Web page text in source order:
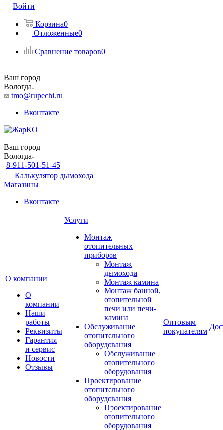
Войти
Корзина0
Отложенные0
Сравнение товаров0
Ваш город
Вологда
tmo@rupechi.ru
Вконтакте
Ваш город
Вологда
8-911-501-51-45
Калькулятор дымохода
Магазины
Вконтакте
О компании
О
компании
Наши
работы
Реквизиты
Гарантия
и сервис
Новости
Отзывы
Услуги
Монтаж
отопительных
приборов
Монтаж
дымохода
Монтаж камина
Монтаж банной,
отопительной
печи или печи-
камина
Обслуживание
отопительного
оборудования
Обслуживание
отопительного
оборудования
Проектирование
отопительного
оборудования
Проектирование
отопительного
оборудования
Оптовым
покупателям